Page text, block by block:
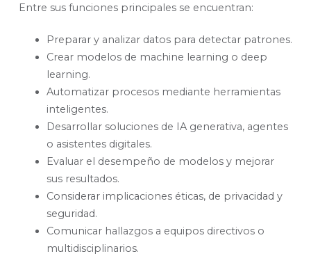
Entre sus funciones principales se encuentran:
Preparar y analizar datos para detectar patrones.
Crear modelos de machine learning o deep
learning.
Automatizar procesos mediante herramientas
inteligentes.
Desarrollar soluciones de IA generativa, agentes
o asistentes digitales.
Evaluar el desempeño de modelos y mejorar
sus resultados.
Considerar implicaciones éticas, de privacidad y
seguridad.
Comunicar hallazgos a equipos directivos o
multidisciplinarios.